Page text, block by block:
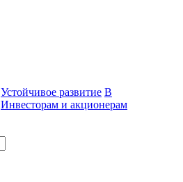
Устойчивое развитие В
Инвесторам и акционерам